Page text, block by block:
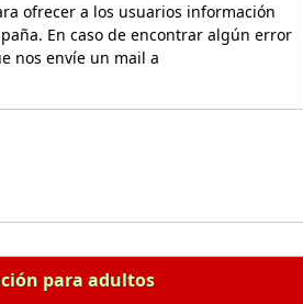
ofrecer a los usuarios información
En caso de encontrar algún error
nos envíe un mail a
para adultos